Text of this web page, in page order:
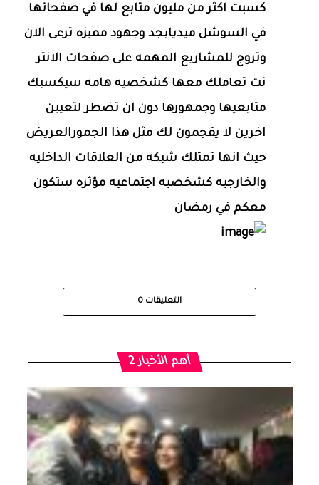
كسبت اكثر من مليون متابع لها في صفحاتها
في السوشل ميديابجد وجهود مميزه ترعى الان
وتروج للمشاريع المهمه على صفحات الانتر
نت تعاملك معها كشخصيه هامه سيكسبك
متابعيها وجمهورها دون ان تضطر لتعيين
اخرين لا يقجمون لك مثل هذا الجمورالعريض
حيث انها تمتلك شبكه من العلاقات الداخليه
والخارجيه كشخصيه اجتماعيه مؤثره ستكون
معكم في رمضان
التعليقات 0
أهم الأخبار 2